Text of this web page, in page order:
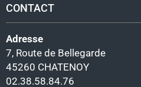
CONTACT
Adresse
7, Route de Bellegarde
45260 CHATENOY
02.38.58.84.76